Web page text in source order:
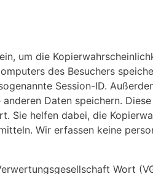
um die
des Besuchers
Session-ID.
Daten speichern.
Sie helfen dabei, die
Wir erfassen keine
Wort